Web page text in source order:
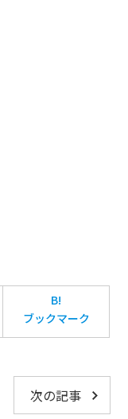
B!
ブックマーク
次の記事